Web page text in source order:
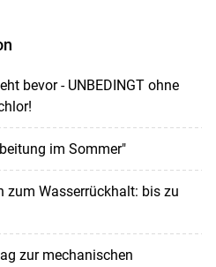
bevor - UNBEDINGT ohne
im Sommer"
zum Wasserrückhalt: bis zu
zur mechanischen